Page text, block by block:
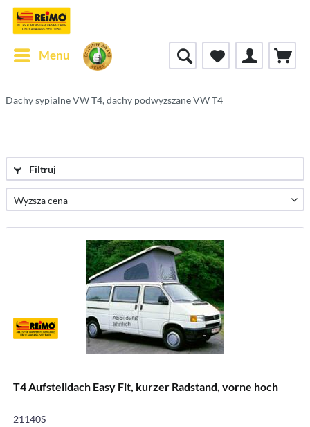
Menu
Dachy sypialne VW T4, dachy podwyzszane VW T4
Filtruj
T4 Aufstelldach Easy Fit, kurzer Radstand, vorne hoch
21140S